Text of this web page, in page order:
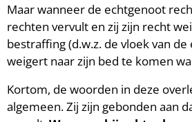
Maar wanneer de echtgenoot
rechten vervult en zij zijn recht
bestraffing (d.w.z. de vloek van
weigert naar zijn bed te komen
Kortom, de woorden in deze
algemeen. Zij zijn gebonden aan